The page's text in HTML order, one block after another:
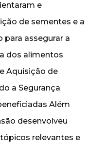
e
de sementes e a
assegurar a
dos alimentos
Aquisição de
a Segurança
Além
desenvolveu
relevantes e